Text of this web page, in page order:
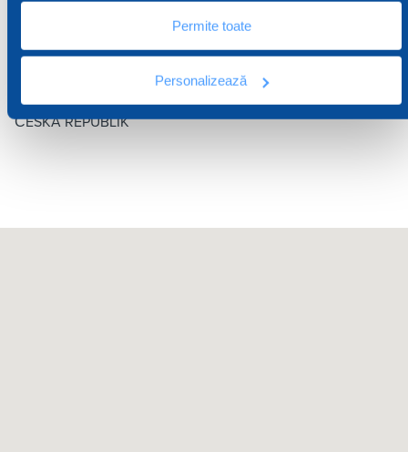
Permite toate
Personalizează
Sediu Operativ
VSETÍN 755 01
ČESKÁ REPUBLIK